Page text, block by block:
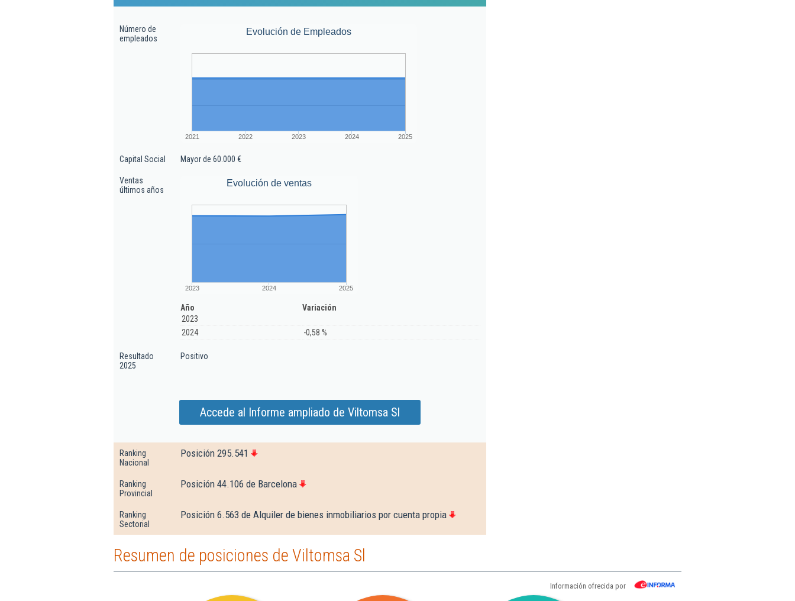
Número de
empleados
Evolución de Empleados
2021 2022 2023 2024 2025
Capital Social Mayor de 60.000 €
Ventas
últimos años
Evolución de ventas
2023 2024 2025
Año
Variación
2023
2024
-0,58 %
Resultado
2025
Positivo
Accede al Informe ampliado de Viltomsa Sl
Ranking
Nacional
Posición 295.541
Ranking
Provincial
Posición 44.106 de Barcelona
Ranking
Sectorial
Posición 6.563 de Alquiler de bienes inmobiliarios por cuenta propia
Resumen de posiciones de Viltomsa Sl
Información ofrecida por